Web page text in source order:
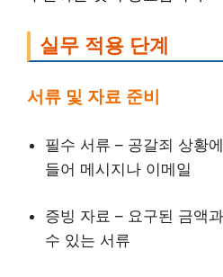
실무 적용 단계
서류 및 자료 준비
필수 서류 – 공갈죄 상황
들어 메시지나 이메일
증빙 자료 – 요구된 금액
수 있는 서류